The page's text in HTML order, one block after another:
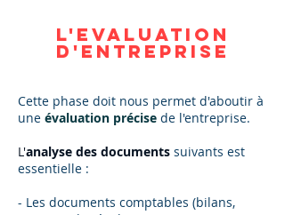
L'EVALUATION
D'ENTREPRISE
Cette phase doit nous permet d'aboutir à
une évaluation précise de l'entreprise.
L'analyse des documents suivants est
essentielle :
- Les documents comptables (bilans,